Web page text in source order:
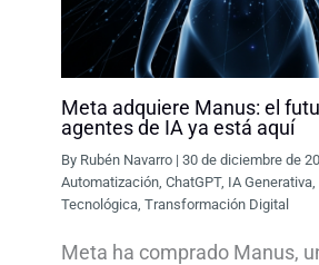
Meta adquiere Manus: el
agentes de IA ya está aquí
By Rubén Navarro |30 de diciembre de
Automatización ,ChatGPT, IA Generativa
Tecnológica ,Transformación Digital
Meta ha comprado Manus,